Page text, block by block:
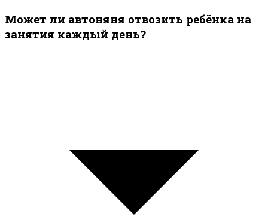
Может ли автоняня отвозить ребёнка на
занятия каждый день?